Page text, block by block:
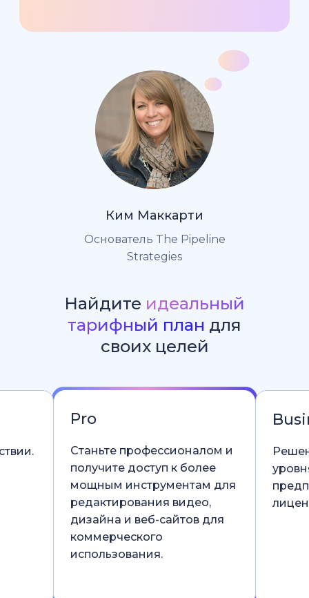
Ким Маккарти
Основатель The Pipeline
Strategies
Найдите идеальный
тарифный план для
своих целей
Pro
Станьте профессионалом и
получите доступ к более
мощным инструментам для
редактирования видео,
дизайна и веб-сайтов для
коммерческого
использования.